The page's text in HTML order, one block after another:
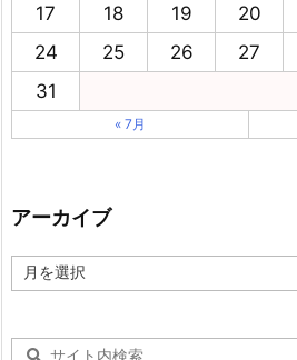
17
18 19 20
24
25 26 27
31
« 7月
アーカイブ
ー